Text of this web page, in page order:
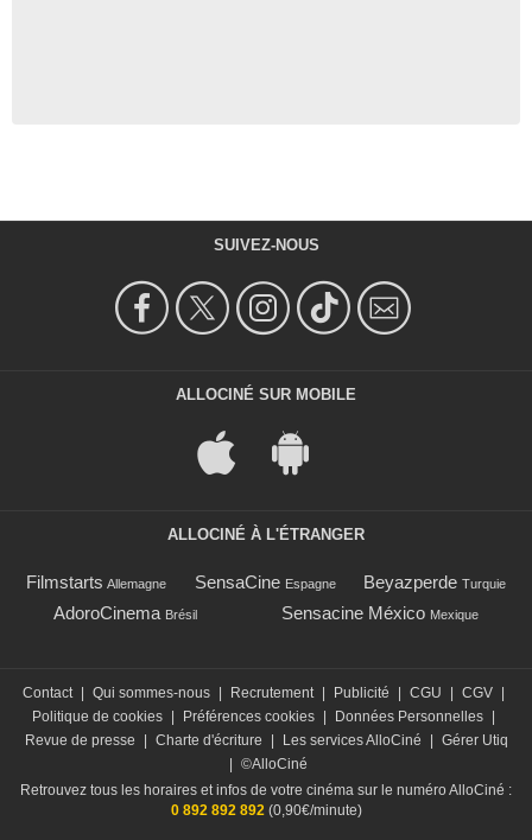
SUIVEZ-NOUS
ALLOCINÉ SUR MOBILE
ALLOCINÉ À L'ÉTRANGER
Filmstarts Allemagne SensaCine Espagne Beyazperde Turquie
AdoroCinema Brésil Sensacine México Mexique
Contact | Qui sommes-nous | Recrutement | Publicité | CGU | CGV |
Politique de cookies | Préférences cookies | Données Personnelles |
Revue de presse
| Charte d'écriture | Les services AlloCiné | Gérer Utiq
| ©AlloCiné
Retrouvez tous les horaires et infos de votre cinéma sur le numéro AlloCiné :
0 892 892 892(0,90€/minute)